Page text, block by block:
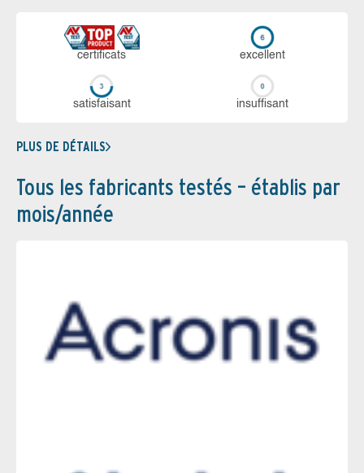
certi­ficats ex­cellent
sa­tis­fai­sant in­suf­fi­sant
PLUS DE DÉTAILS
Tous les fabricants testés – établis par
mois/année